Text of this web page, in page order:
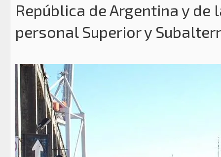
República de Argentina y
personal Superior y